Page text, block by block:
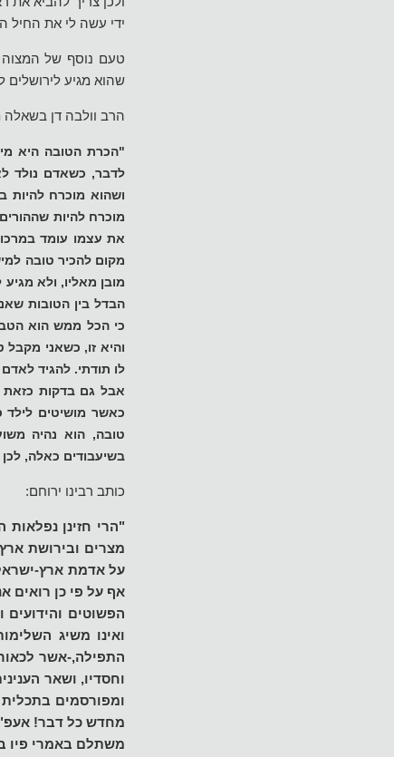
ידי עשה לי את החיל
טעם נוסף של
שהוא מגיע
הרב וולבה דן בשאלה
"הכרת הטובה היא
לדבר, כשאדם נולד
ושהוא מוכרח להיות
מוכרח להיות
את עצמו עומד
מקום להכיר טובה
מובן מאליו, ולא
הבדל בין הטובות
כי הכל ממש הוא
והיא זו, כשאני מקבל
לו תודתי. להגיד
אבל גם בדקות כזאת
כאשר מושיטים לילד
טובה, הוא נהיה
בשיעבודים כאלה,
כותב רבינו ירוחם:
"הרי חזינן
מצרים ובירושת
על אדמת ארץ-
אף על פי כן רואים
הפשוטים
ואינו משיג
התפילה,-אשר
וחסדיו, ושאר
ומפורסמים בתכלית
מחדש כל דבר!
משתלם באמרי פיו